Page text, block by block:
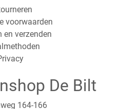
voorwaarden
en verzenden
De Bilt
164-166